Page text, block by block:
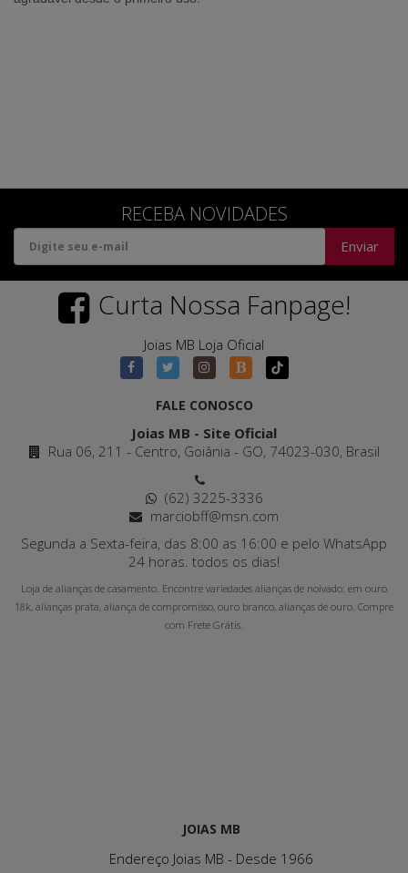
RECEBA NOVIDADES
Enviar
Curta Nossa Fanpage!
Joias MB Loja Oficial
JOIAS MB
Endereço Joias MB - Desde 1966
FALE CONOSCO
Joias MB - Site Oficial
Rua 06, 211 - Centro, Goiânia - GO, 74023-030, Brasil
(62) 3225-3336
marciobff@msn.com
Segunda a Sexta-feira, das 8:00 as 16:00 e pelo WhatsApp
24 horas. todos os dias!
Loja de alianças de casamento. Encontre variedades alianças de noivado: em ouro
18k, alianças prata, aliança de compromisso, ouro branco, alianças de ouro. Compre
com Frete Grátis.